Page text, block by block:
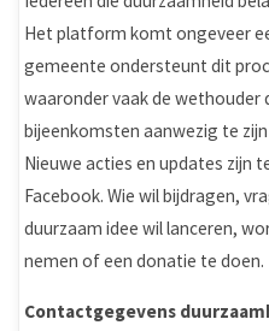
Het platform komt ongeveer
gemeente ondersteunt dit
waaronder vaak de wethouder
bijeenkomsten aanwezig te
Nieuwe acties en updates zijn
Facebook. Wie wil bijdragen,
duurzaam idee wil lanceren,
nemen of een donatie te doen.
Contactgegevens